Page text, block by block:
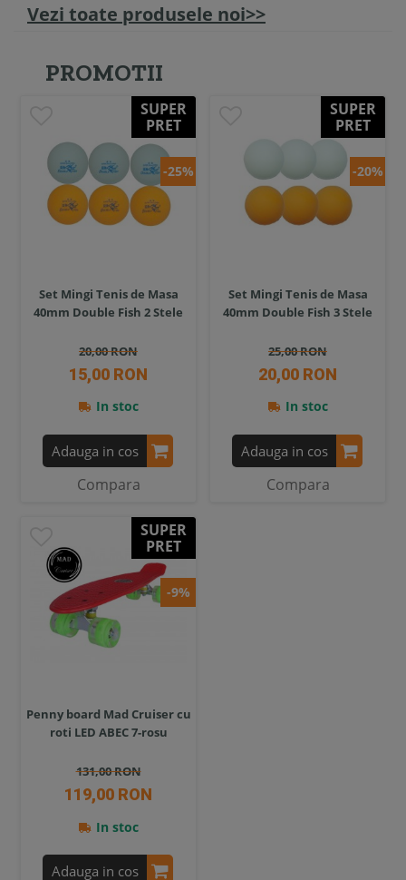
Vezi toate produsele noi>>
PROMOTII
SUPER
PRET
-25%
Set Mingi Tenis de Masa
40mm Double Fish 2 Stele
20,00 RON
15,00 RON
In stoc
Adauga in cos
Compara
SUPER
PRET
-20%
Set Mingi Tenis de Masa
40mm Double Fish 3 Stele
25,00 RON
20,00 RON
In stoc
Adauga in cos
Compara
SUPER
PRET
-9%
Penny board Mad Cruiser cu
roti LED ABEC 7-rosu
131,00 RON
119,00 RON
In stoc
Adauga in cos